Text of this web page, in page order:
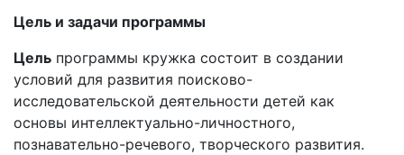
Цель и задачи программы
Цель программы кружка состоит в создании
условий для развития поисково-
исследовательской деятельности детей как
основы интеллектуально-личностного,
познавательно-речевого, творческого развития.